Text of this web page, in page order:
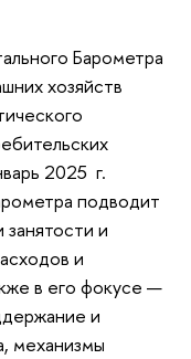
Барометра
хозяйств
2025 г.
подводит
и
и
в его фокусе —
и
механизмы